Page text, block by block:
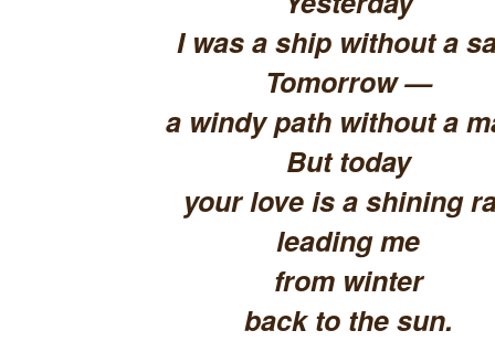
I was a ship without a
Tomorrow —
a windy path without a
But today
your love is a shining
leading me
from winter
back to the sun.